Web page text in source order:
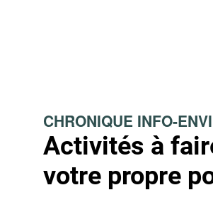
CHRONIQUE INFO-
Activités à
votre propre